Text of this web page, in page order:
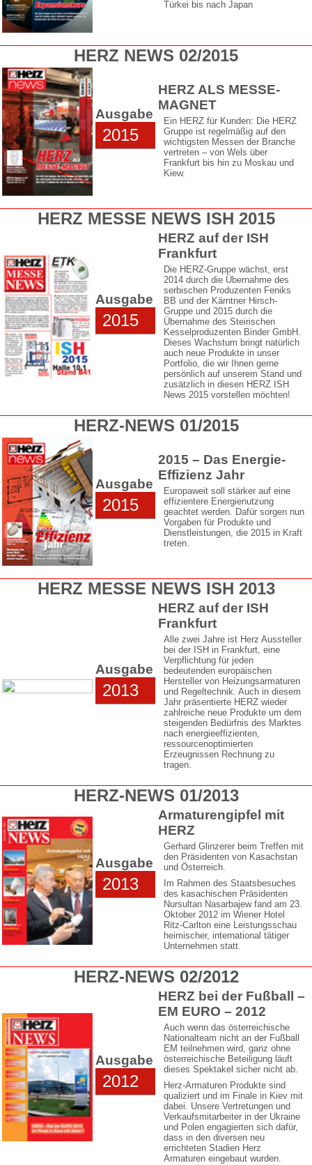
Türkei bis nach Japan
HERZ NEWS 02/2015
Ausgabe
2015
HERZ ALS MESSE-
MAGNET
Ein HERZ für Kunden: Die HERZ
Gruppe ist regelmäßig auf den
wichtigsten Messen der Branche
vertreten – von Wels über
Frankfurt bis hin zu Moskau und
Kiew.
HERZ MESSE NEWS ISH 2015
Ausgabe
2015
HERZ auf der ISH
Frankfurt
Die HERZ-Gruppe wächst, erst
2014 durch die Übernahme des
serbischen Produzenten Feniks
BB und der Kärntner Hirsch-
Gruppe und 2015 durch die
Übernahme des Steirischen
Kesselproduzenten Binder GmbH.
Dieses Wachstum bringt natürlich
auch neue Produkte in unser
Portfolio, die wir Ihnen gerne
persönlich auf unserem Stand und
zusätzlich in diesen HERZ ISH
News 2015 vorstellen möchten!
HERZ-NEWS 01/2015
Ausgabe
2015
2015 – Das Energie-
Effizienz Jahr
Europaweit soll stärker auf eine
effizientere Energienutzung
geachtet werden. Dafür sorgen nun
Vorgaben für Produkte und
Dienstleistungen, die 2015 in Kraft
treten.
HERZ MESSE NEWS ISH 2013
Ausgabe
2013
HERZ auf der ISH
Frankfurt
Alle zwei Jahre ist Herz Aussteller
bei der ISH in Frankfurt, eine
Verpflichtung für jeden
bedeutenden europäischen
Hersteller von Heizungsarmaturen
und Regeltechnik. Auch in diesem
Jahr präsentierte HERZ wieder
zahlreiche neue Produkte um dem
steigenden Bedürfnis des Marktes
nach energieeffizienten,
ressourcenoptimierten
Erzeugnissen Rechnung zu
tragen.
HERZ-NEWS 01/2013
Ausgabe
2013
Armaturengipfel mit
HERZ
Gerhard Glinzerer beim Treffen mit
den Präsidenten von Kasachstan
und Österreich.
Im Rahmen des Staatsbesuches
des kasachischen Präsidenten
Nursultan Nasarbajew fand am 23.
Oktober 2012 im Wiener Hotel
Ritz-Carlton eine Leistungsschau
heimischer, international tätiger
Unternehmen statt.
HERZ-NEWS 02/2012
Ausgabe
2012
HERZ bei der Fußball –
EM EURO – 2012
Auch wenn das österreichische
Nationalteam nicht an der Fußball
EM teilnehmen wird, ganz ohne
österreichische Beteiligung läuft
dieses Spektakel sicher nicht ab.
Herz-Armaturen Produkte sind
qualiziert und im Finale in Kiev mit
dabei. Unsere Vertretungen und
Verkaufsmitarbeiter in der Ukraine
und Polen engagierten sich dafür,
dass in den diversen neu
errichteten Stadien Herz
Armaturen eingebaut wurden.